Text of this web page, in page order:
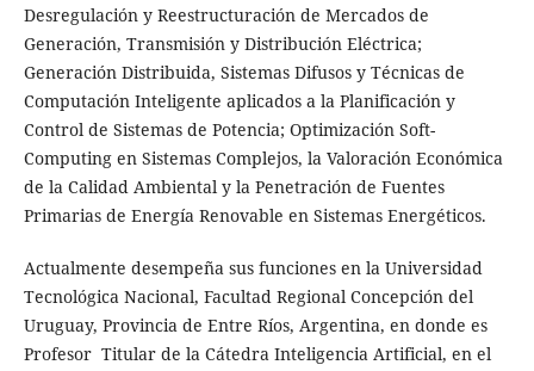
Desregulación y Reestructuración de Mercados de
Generación, Transmisión y Distribución Eléctrica;
Generación Distribuida, Sistemas Difusos y Técnicas de
Computación Inteligente aplicados a la Planificación y
Control de Sistemas de Potencia; Optimización Soft-
Computing en Sistemas Complejos, la Valoración Económica
de la Calidad Ambiental y la Penetración de Fuentes
Primarias de Energía Renovable en Sistemas Energéticos.
Actualmente desempeña sus funciones en la Universidad
Tecnológica Nacional, Facultad Regional Concepción del
Uruguay, Provincia de Entre Ríos, Argentina, en donde es
Profesor Titular de la Cátedra Inteligencia Artificial, en el